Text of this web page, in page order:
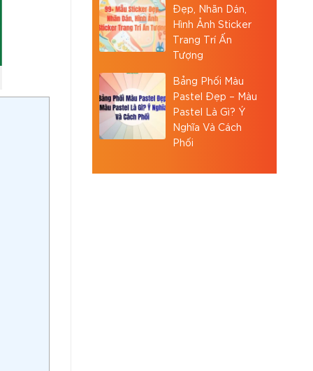
Đẹp, Nhãn Dán,
Hình Ảnh Sticker
Trang Trí Ấn
Tượng
Bảng Phối Màu
Pastel Đẹp – Màu
Pastel Là Gì? Ý
Nghĩa Và Cách
Phối